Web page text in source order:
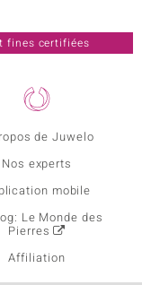
de Juwelo
Nos experts
mobile
Le Monde des
Pierres
Affiliation
fines certifiées